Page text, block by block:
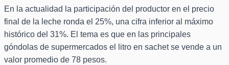
En la actualidad la participación del productor en el precio
final de la leche ronda el 25%, una cifra inferior al máximo
histórico del 31%. El tema es que en las principales
góndolas de supermercados el litro en sachet se vende a un
valor promedio de 78 pesos.